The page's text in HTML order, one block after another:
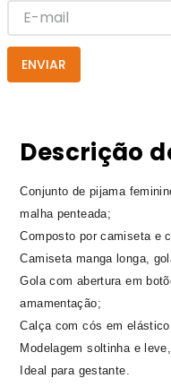
ENVIAR
Descrição
Conjunto de pijama
malha penteada;
Composto por camiseta e
Camiseta manga longa,
Gola com abertura em
amamentação;
Calça com cós em
Modelagem soltinha e
Ideal para gestante.